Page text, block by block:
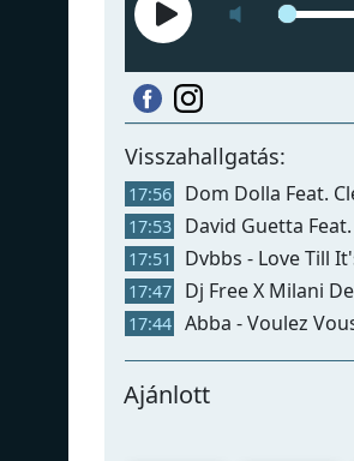
Visszahallgatás:
17:56 Dom Dolla Feat. Clementine
17:53 David Guetta Feat. Raye - Stay
17:51 Dvbbs - Love Till It's
17:47 Dj Free X Milani Deeper -
17:44 Abba - Voulez Vous
Ajánlott